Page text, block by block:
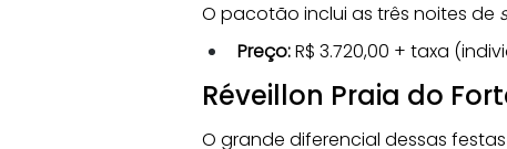
O pacotão inclui as três noites de
Preço: R$ 3.720,00 + taxa
Réveillon Praia do
O grande diferencial dessas